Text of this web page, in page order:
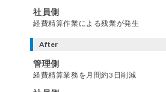
社員側
経費精算作業による残業が発生
After
管理側
経費精算業務を月間約3日削減